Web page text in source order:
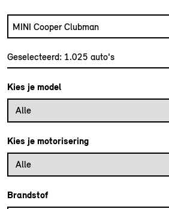
Zoek naar een automodel,
Geselecteerd: 1.025 auto's
Kies je model
Alle
Kies je motorisering
Alle
Brandstof